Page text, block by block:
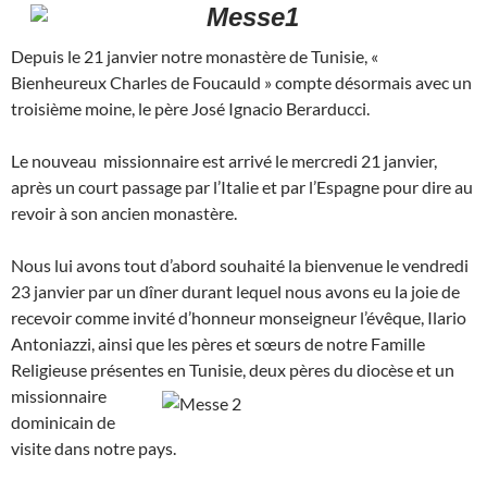
Depuis le 21 janvier notre monastère de Tunisie, «
Bienheureux Charles de Foucauld » compte désormais avec un
troisième moine, le père José Ignacio Berarducci.
Le nouveau missionnaire est arrivé le mercredi 21 janvier,
après un court passage par l’Italie et par l’Espagne pour dire au
revoir à son ancien monastère.
Nous lui avons tout d’abord souhaité la bienvenue le vendredi
23 janvier par un dîner durant lequel nous avons eu la joie de
recevoir comme invité d’honneur monseigneur l’évêque, Ilario
Antoniazzi, ainsi que les pères et sœurs de notre Famille
Religieuse présentes en Tunisie, deux pères du diocèse et un
missionnaire
dominicain de
visite dans notre pays.